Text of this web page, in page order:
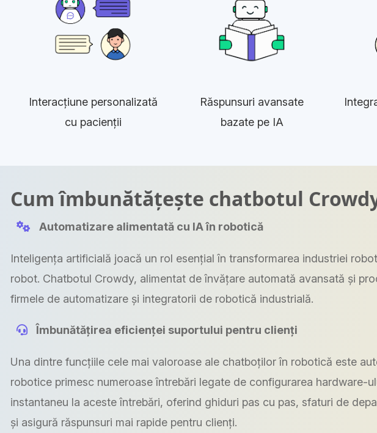
Interacțiune personalizată
cu pacienții
Răspunsuri avansate
bazate pe IA
Cum îmbunătățește chatbotul
Automatizare alimentată cu IA în robotică
Inteligența artificială joacă un rol esențial în transformarea industriei
robot. Chatbotul Crowdy, alimentat de învățare automată avansată și
firmele de automatizare și integratorii de robotică industrială.
Îmbunătățirea eficienței suportului pentru clienți
Una dintre funcțiile cele mai valoroase ale chatboților în robotică este
robotice primesc numeroase întrebări legate de configurarea
instantaneu la aceste întrebări, oferind ghiduri pas cu pas, sfaturi de
și asigură răspunsuri mai rapide pentru clienți.